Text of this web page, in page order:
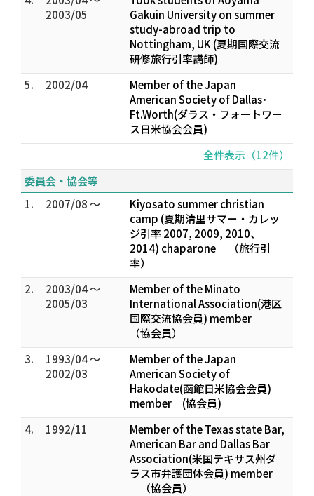
2003/05
Gakuin University on summer
study-abroad trip to
Nottingham, UK (夏期国際交流
研修旅行引率講師)
5.
2002/04
Member of the Japan
American Society of Dallas･
Ft.Worth(ダラス・フォートワー
ス日米協会会員)
全件表示（12件）
委員会・協会等
1.
2007/08 ～
Kiyosato summer christian
camp (夏期清里サマー・カレッ
ジ引率 2007, 2009, 2010、
2014) chaparone （旅行引
率）
2.
2003/04 ～
2005/03
Member of the Minato
International Association(港区
国際交流協会員) member
（協会員）
3.
1993/04 ～
2002/03
Member of the Japan
American Society of
Hakodate(函館日米協会会員)
member (協会員)
4.
1992/11
Member of the Texas state Bar,
American Bar and Dallas Bar
Association(米国テキサス州ダ
ラス市弁護団体会員) member
（協会員）